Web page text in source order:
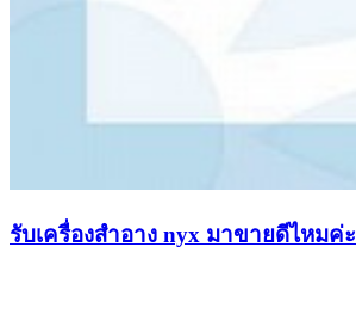
รับเครื่องสำอาง nyx มาขายดีไหมค่ะ